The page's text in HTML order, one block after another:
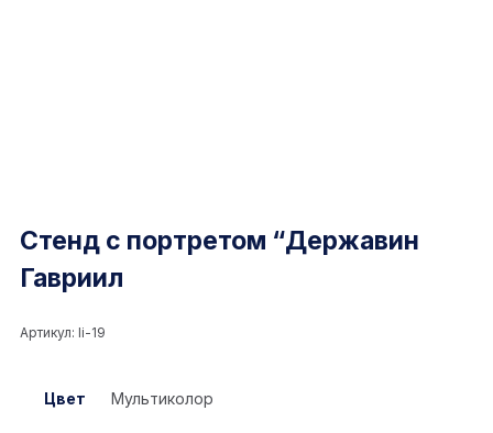
Стенд с портретом “Державин
Гавриил
Артикул: li-19
Цвет Мультиколор